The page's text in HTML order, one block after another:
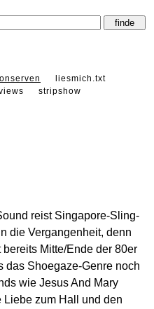
liesmich.txt
stripshow
reist Singapore-Sling-
die Vergangenheit, denn
Mitte/Ende der 80er
das Shoegaze-Genre noch
wie Jesus And Mary
zum Hall und den